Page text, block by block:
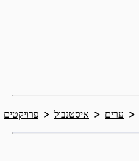
ערים איסטנבול פרויקטים